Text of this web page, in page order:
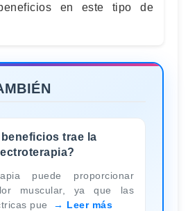
en este tipo de
beneficios trae la
puede proporcionar
muscular, ya que las
pue
Leer más